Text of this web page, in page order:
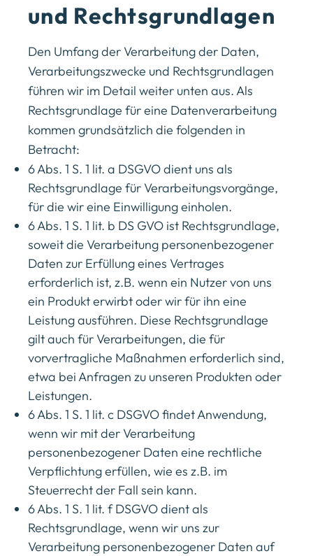
und Rechtsgrundlagen
Den Umfang der Verarbeitung der Daten,
Verarbeitungszwecke und Rechtsgrundlagen
führen wir im Detail weiter unten aus. Als
Rechtsgrundlage für eine Datenverarbeitung
kommen grundsätzlich die folgenden in
Betracht:
6 Abs. 1 S. 1 lit. a DSGVO dient uns als
Rechtsgrundlage für Verarbeitungsvorgänge,
für die wir eine Einwilligung einholen.
6 Abs. 1 S. 1 lit. b DS GVO ist Rechtsgrundlage,
soweit die Verarbeitung personenbezogener
Daten zur Erfüllung eines Vertrages
erforderlich ist, z.B. wenn ein Nutzer von uns
ein Produkt erwirbt oder wir für ihn eine
Leistung ausführen. Diese Rechtsgrundlage
gilt auch für Verarbeitungen, die für
vorvertragliche Maßnahmen erforderlich sind,
etwa bei Anfragen zu unseren Produkten oder
Leistungen.
6 Abs. 1 S. 1 lit. c DSGVO findet Anwendung,
wenn wir mit der Verarbeitung
personenbezogener Daten eine rechtliche
Verpflichtung erfüllen, wie es z.B. im
Steuerrecht der Fall sein kann.
6 Abs. 1 S. 1 lit. f DSGVO dient als
Rechtsgrundlage, wenn wir uns zur
Verarbeitung personenbezogener Daten auf